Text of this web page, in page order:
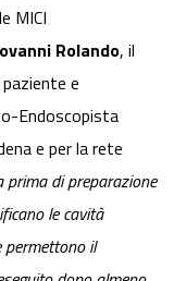
MICI
Rolando, il
e
Endoscopista
e per la rete
prima di preparazione
le cavità
permettono il